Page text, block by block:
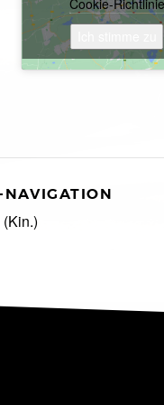
Cookie-Richtlinie